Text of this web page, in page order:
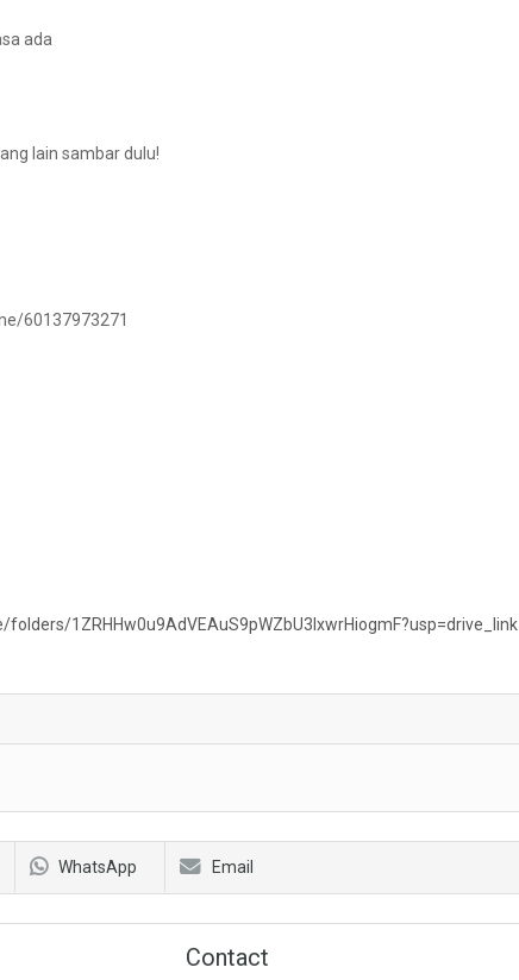
ada
lain sambar dulu!
60137973271
1ZRHHw0u9AdVEAuS9pWZbU3lxwrHiogmF?usp=drive_link
WhatsApp Email
Contact